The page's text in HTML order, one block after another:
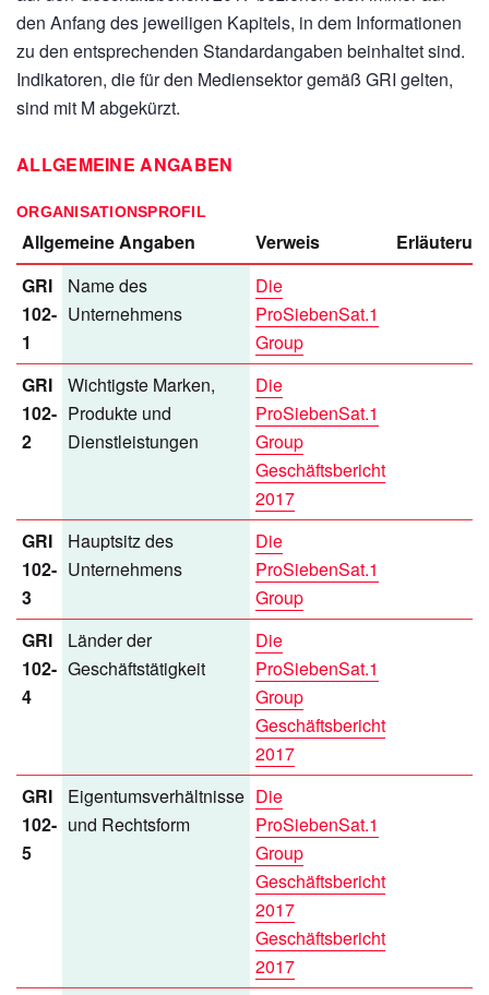
den Anfang des jeweiligen Kapitels, in dem Informationen
zu den entsprechenden Standardangaben beinhaltet sind.
Indikatoren, die für den Mediensektor gemäß GRI gelten,
sind mit M abgekürzt.
ALLGEMEINE ANGABEN
ORGANISATIONSPROFIL
Allgemeine Angaben Verweis
GRI
102-
1
Name des
Unternehmens
Die
ProSiebenSat.1
Group
GRI
102-
2
Wichtigste Marken,
Produkte und
Dienstleistungen
Die
ProSiebenSat.1
Group
Geschäftsbericht
2017
GRI
102-
3
Hauptsitz des
Unternehmens
Die
ProSiebenSat.1
Group
GRI
102-
4
Länder der
Geschäftstätigkeit
Die
ProSiebenSat.1
Group
Geschäftsbericht
2017
GRI
102-
5
Eigentumsverhältnisse
und Rechtsform
Die
ProSiebenSat.1
Group
Geschäftsbericht
2017
Geschäftsbericht
2017